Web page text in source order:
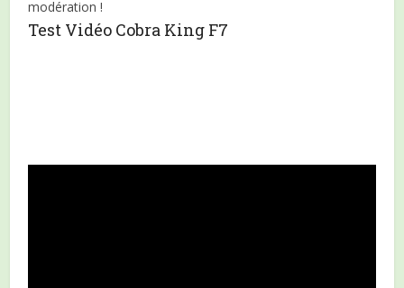
modération !
Test Vidéo Cobra King F7